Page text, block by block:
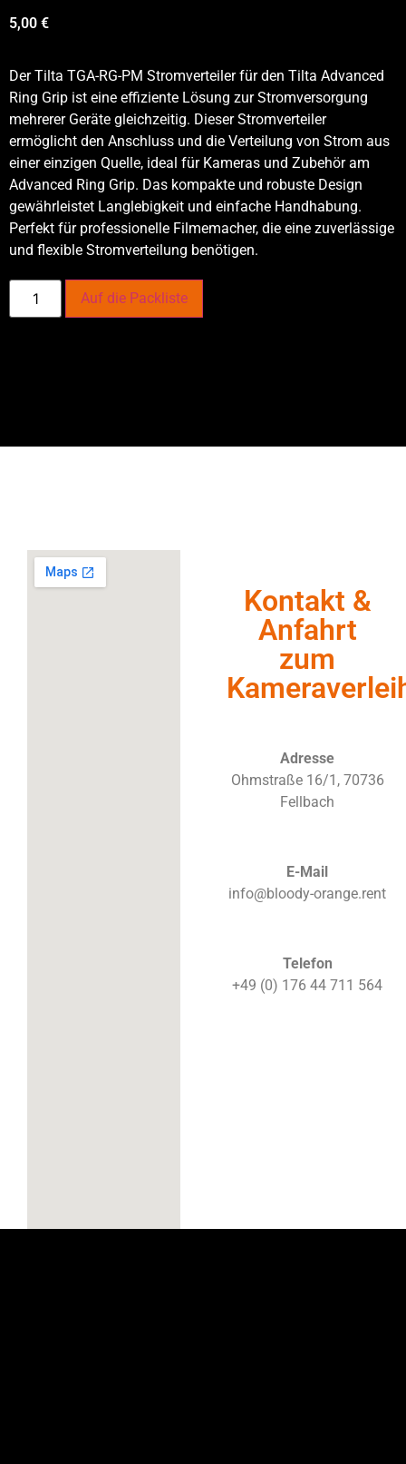
5,00 €
Der Tilta TGA-RG-PM Stromverteiler für den Tilta Advanced
Ring Grip ist eine effiziente Lösung zur Stromversorgung
mehrerer Geräte gleichzeitig. Dieser Stromverteiler
ermöglicht den Anschluss und die Verteilung von Strom aus
einer einzigen Quelle, ideal für Kameras und Zubehör am
Advanced Ring Grip. Das kompakte und robuste Design
gewährleistet Langlebigkeit und einfache Handhabung.
Perfekt für professionelle Filmemacher, die eine zuverlässige
und flexible Stromverteilung benötigen.
Auf die Packliste
Kontakt &
Anfahrt
zum
Adresse
Ohmstraße 16/1, 70736
Fellbach
E-Mail
info@bloody-orange.rent
Telefon
+49 (0) 176 44 711 564